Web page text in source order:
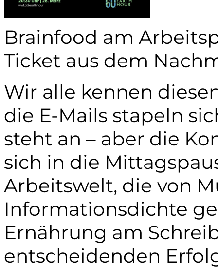
Brainfood am
Ticket aus dem
Wir alle kennen
die E-Mails stapeln
steht an – aber die
sich in die
Arbeitswelt, die von
Informationsdichte
Ernährung am
entscheidenden